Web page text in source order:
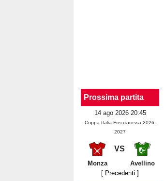
Prossima partita
14 ago 2026 20:45
Coppa Italia Frecciarossa 2026-
2027
VS
Monza
Avellino
[ Precedenti ]